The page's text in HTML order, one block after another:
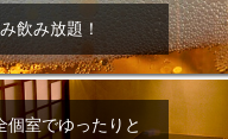
結納・顔会わせ
全面禁煙
肉
洋食
飲み放題！
個室でゆったりと